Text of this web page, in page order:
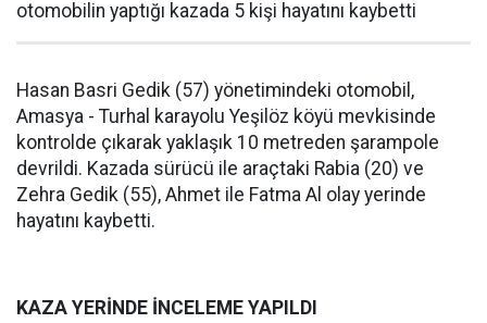
otomobilin yaptığı kazada 5 kişi hayatını kaybetti
Hasan Basri Gedik (57) yönetimindeki otomobil,
Amasya - Turhal karayolu Yeşilöz köyü mevkisinde
kontrolde çıkarak yaklaşık 10 metreden şarampole
devrildi. Kazada sürücü ile araçtaki Rabia (20) ve
Zehra Gedik (55), Ahmet ile Fatma Al olay yerinde
hayatını kaybetti.
KAZA YERİNDE İNCELEME YAPILDI